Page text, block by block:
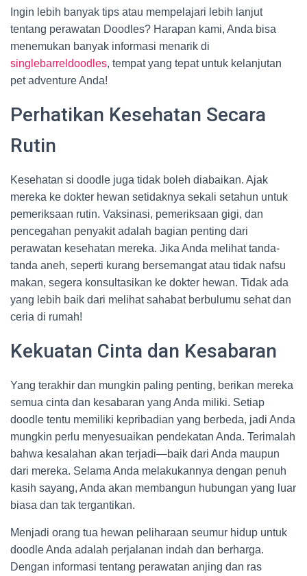
Ingin lebih banyak tips atau mempelajari lebih lanjut
tentang perawatan Doodles? Harapan kami, Anda bisa
menemukan banyak informasi menarik di
singlebarreldoodles, tempat yang tepat untuk kelanjutan
pet adventure Anda!
Perhatikan Kesehatan Secara
Rutin
Kesehatan si doodle juga tidak boleh diabaikan. Ajak
mereka ke dokter hewan setidaknya sekali setahun untuk
pemeriksaan rutin. Vaksinasi, pemeriksaan gigi, dan
pencegahan penyakit adalah bagian penting dari
perawatan kesehatan mereka. Jika Anda melihat tanda-
tanda aneh, seperti kurang bersemangat atau tidak nafsu
makan, segera konsultasikan ke dokter hewan. Tidak ada
yang lebih baik dari melihat sahabat berbulumu sehat dan
ceria di rumah!
Kekuatan Cinta dan Kesabaran
Yang terakhir dan mungkin paling penting, berikan mereka
semua cinta dan kesabaran yang Anda miliki. Setiap
doodle tentu memiliki kepribadian yang berbeda, jadi Anda
mungkin perlu menyesuaikan pendekatan Anda. Terimalah
bahwa kesalahan akan terjadi—baik dari Anda maupun
dari mereka. Selama Anda melakukannya dengan penuh
kasih sayang, Anda akan membangun hubungan yang luar
biasa dan tak tergantikan.
Menjadi orang tua hewan peliharaan seumur hidup untuk
doodle Anda adalah perjalanan indah dan berharga.
Dengan informasi tentang perawatan anjing dan ras